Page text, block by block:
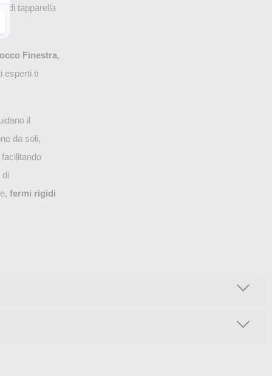
di tapparella
Finestra,
esperti ti
il
da soli,
facilitando
di
fermi rigidi